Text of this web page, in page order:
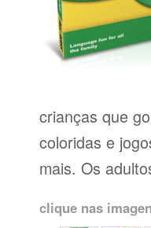
crianças que
coloridas e
mais. Os
clique nas